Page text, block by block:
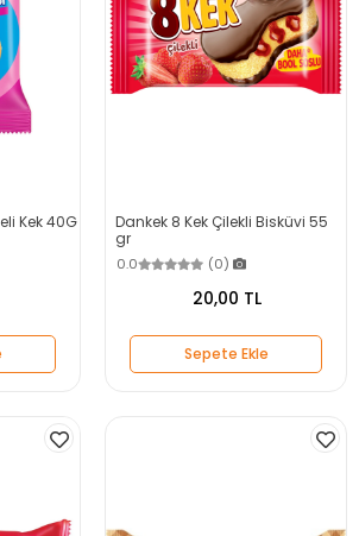
Kek 40G
Dankek 8 Kek Çilekli Bisküvi 55
gr
0.0 (0)
20,00 TL
Sepete Ekle